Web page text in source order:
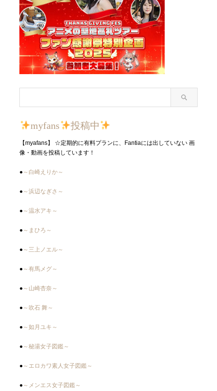
myfans 投稿中
【myafans】 ☆定期的に有料プランに、Fantiaには出していない 画
像・動画を投稿しています！
●～白崎えりか～
●～浜辺なぎさ～
●～温水アキ～
●～まひろ～
●～三上ノエル～
●～有馬メグ～
●～山崎杏奈～
●～吹石 舞～
●～如月ユキ～
●～秘湯女子図鑑～
●～エロカワ素人女子図鑑～
●～メンエス女子図鑑～